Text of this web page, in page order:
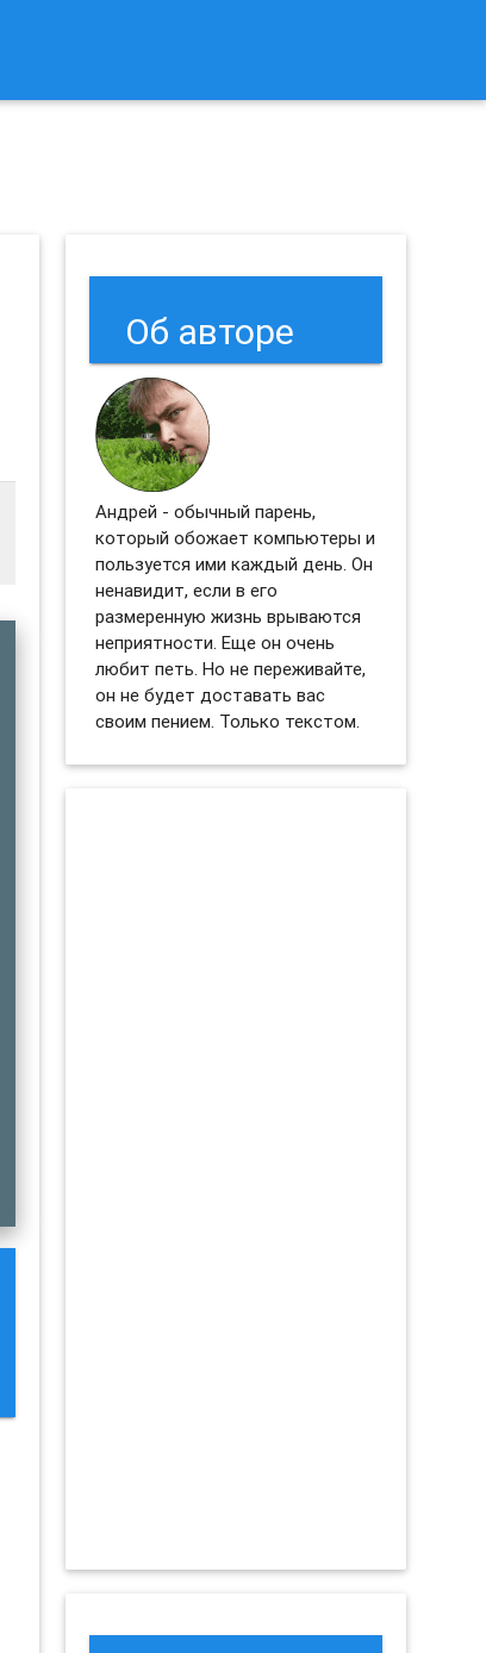
Об авторе
Андрей - обычный парень,
который обожает компьютеры и
пользуется ими каждый день. Он
ненавидит, если в его
размеренную жизнь врываются
неприятности. Еще он очень
любит петь. Но не переживайте,
он не будет доставать вас
своим пением. Только текстом.